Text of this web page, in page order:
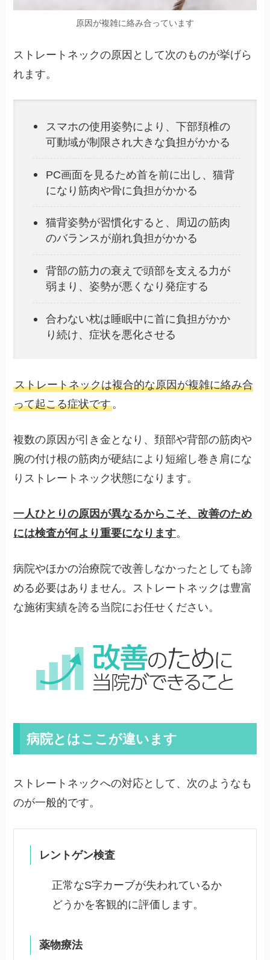
原因が複雑に絡み合っています
ストレートネックの原因として次のものが挙げら
れます。
スマホの使用姿勢により、下部頚椎の
可動域が制限され大きな負担がかかる
PC画面を見るため首を前に出し、猫背
になり筋肉や骨に負担がかかる
猫背姿勢が習慣化すると、周辺の筋肉
のバランスが崩れ負担がかかる
背部の筋力の衰えで頭部を支える力が
弱まり、姿勢が悪くなり発症する
合わない枕は睡眠中に首に負担がかか
り続け、症状を悪化させる
ストレートネックは複合的な原因が複雑に絡み合
って起こる症状です。
複数の原因が引き金となり、頚部や背部の筋肉や
腕の付け根の筋肉が硬結により短縮し巻き肩にな
りストレートネック状態になります。
一人ひとりの原因が異なるからこそ、改善のため
には検査が何より重要になります。
病院やほかの治療院で改善しなかったとしても諦
める必要はありません。ストレートネックは豊富
な施術実績を誇る当院にお任せください。
病院とはここが違います
ストレートネックへの対応として、次のようなも
のが一般的です。
レントゲン検査
正常なS字カーブが失われているか
どうかを客観的に評価します。
薬物療法